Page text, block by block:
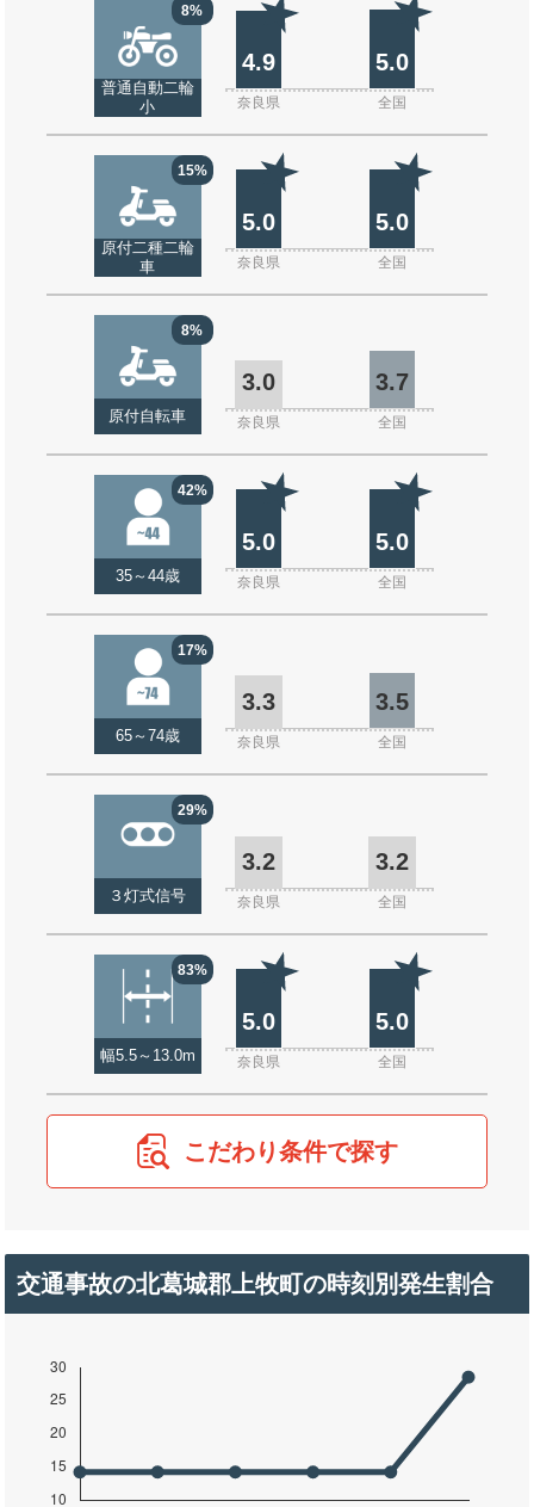
8%
普通自動二輪
小
4.9 5.0
奈良県 全国
15%
原付二種二輪
車
5.0 5.0
奈良県 全国
8%
原付自転車
3.0 3.7
奈良県 全国
42%
35～44歳
5.0 5.0
奈良県 全国
17%
65～74歳
3.3 3.5
奈良県 全国
29%
３灯式信号
3.2 3.2
奈良県 全国
83%
幅5.5～13.0m
5.0 5.0
奈良県 全国
こだわり条件で探す
交通事故の北葛城郡上牧町の時刻別発生割合